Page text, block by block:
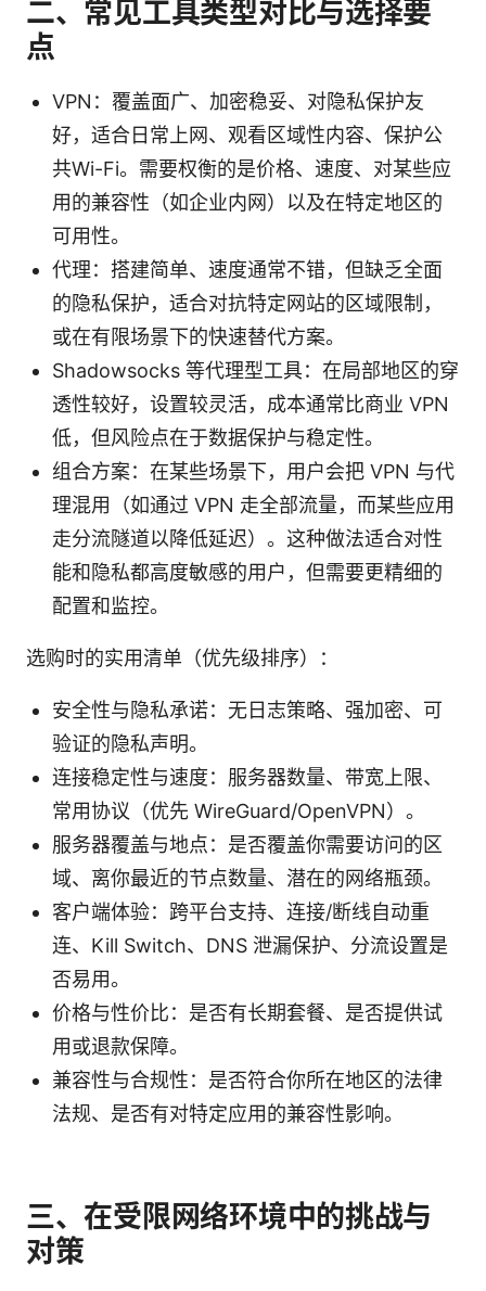
二、常见工具类型对比与选择要
点
VPN：覆盖面广、加密稳妥、对隐私保护友
好，适合日常上网、观看区域性内容、保护公
共Wi-Fi。需要权衡的是价格、速度、对某些应
用的兼容性（如企业内网）以及在特定地区的
可用性。
代理：搭建简单、速度通常不错，但缺乏全面
的隐私保护，适合对抗特定网站的区域限制，
或在有限场景下的快速替代方案。
Shadowsocks 等代理型工具：在局部地区的穿
透性较好，设置较灵活，成本通常比商业 VPN
低，但风险点在于数据保护与稳定性。
组合方案：在某些场景下，用户会把 VPN 与代
理混用（如通过 VPN 走全部流量，而某些应用
走分流隧道以降低延迟）。这种做法适合对性
能和隐私都高度敏感的用户，但需要更精细的
配置和监控。
选购时的实用清单（优先级排序）：
安全性与隐私承诺：无日志策略、强加密、可
验证的隐私声明。
连接稳定性与速度：服务器数量、带宽上限、
常用协议（优先 WireGuard/OpenVPN）。
服务器覆盖与地点：是否覆盖你需要访问的区
域、离你最近的节点数量、潜在的网络瓶颈。
客户端体验：跨平台支持、连接/断线自动重
连、Kill Switch、DNS 泄漏保护、分流设置是
否易用。
价格与性价比：是否有长期套餐、是否提供试
用或退款保障。
兼容性与合规性：是否符合你所在地区的法律
法规、是否有对特定应用的兼容性影响。
三、在受限网络环境中的挑战与
对策